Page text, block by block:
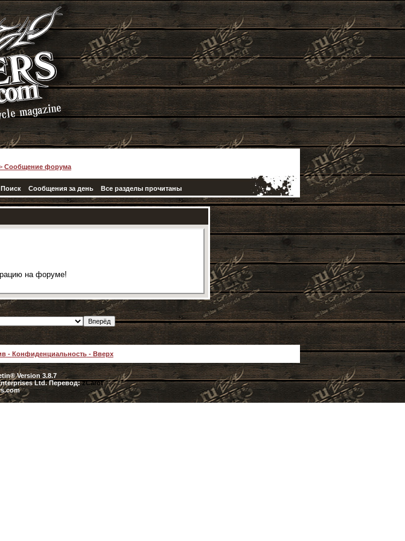
Сообщение форума
Поиск Сообщения за день Все разделы прочитаны
на форуме!
- Конфиденциальность- Вверх
Version 3.8.7
Ltd. Перевод:zCarot